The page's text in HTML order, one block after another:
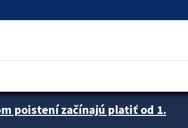
poistení začínajú platiť od 1.